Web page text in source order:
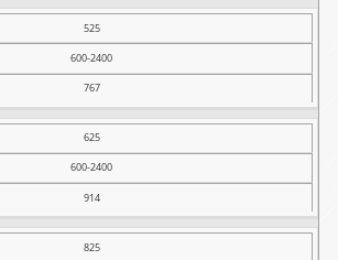
525
600-2400
767
625
600-2400
914
825